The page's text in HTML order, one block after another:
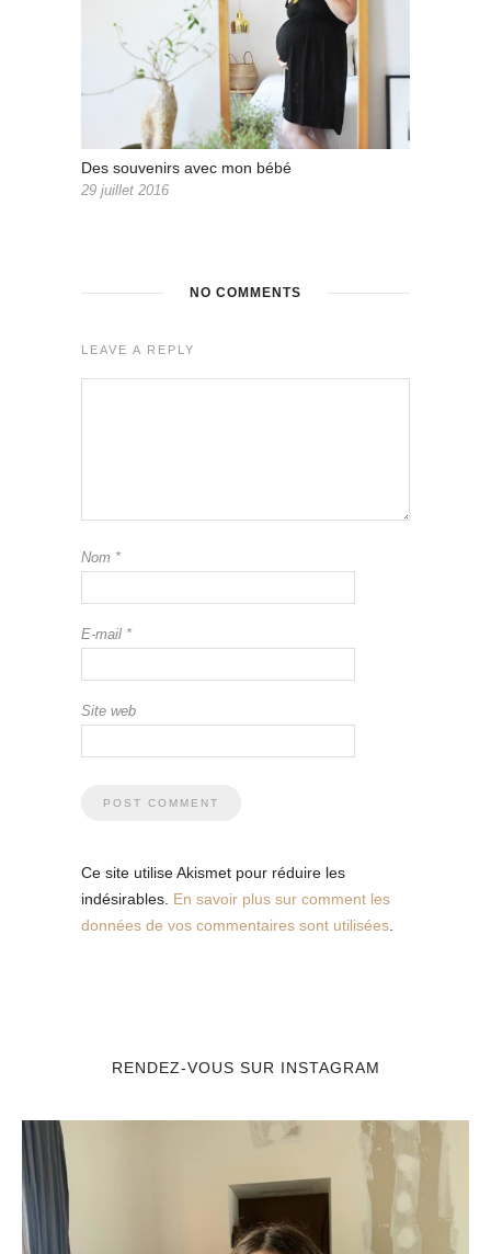
Des souvenirs avec mon bébé
29 juillet 2016
NO COMMENTS
LEAVE A REPLY
Nom *
E-mail *
Site web
Ce site utilise Akismet pour réduire les
indésirables. En savoir plus sur comment les
données de vos commentaires sont utilisées
RENDEZ-VOUS SUR INSTAGRAM